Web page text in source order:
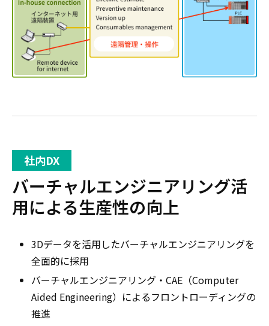
社内DX
バーチャルエンジニアリング活
用による生産性の向上
3Dデータを活用したバーチャルエンジニアリングを
全面的に採用
バーチャルエンジニアリング・CAE（Computer
Aided Engineering）によるフロントローディングの
推進